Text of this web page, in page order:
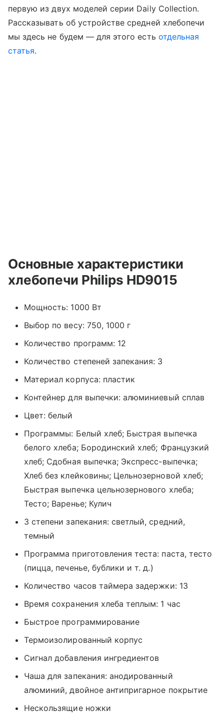
первую из двух моделей серии Daily Collection.
Рассказывать об устройстве средней хлебопечи
мы здесь не будем — для этого есть отдельная
статья.
Основные характеристики
хлебопечи Philips HD9015
Мощность: 1000 Вт
Выбор по весу: 750, 1000 г
Количество программ: 12
Количество степеней запекания: 3
Материал корпуса: пластик
Контейнер для выпечки: алюминиевый сплав
Цвет: белый
Программы: Белый хлеб; Быстрая выпечка
белого хлеба; Бородинский хлеб; Французкий
хлеб; Сдобная выпечка; Экспресс-выпечка;
Хлеб без клейковины; Цельнозерновой хлеб;
Быстрая выпечка цельнозернового хлеба;
Тесто; Варенье; Кулич
3 степени запекания: светлый, средний,
темный
Программа приготовления теста: паста, тесто
(пицца, печенье, бублики и т. д.)
Количество часов таймера задержки: 13
Время сохранения хлеба теплым: 1 час
Быстрое программирование
Термоизолированный корпус
Сигнал добавления ингредиентов
Чаша для запекания: анодированный
алюминий, двойное антипригарное покрытие
Нескользящие ножки